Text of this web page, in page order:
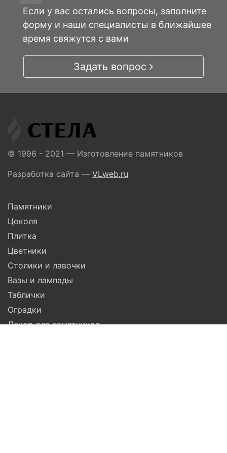
Если у вас остались вопросы, заполните
форму и наши специалисты в ближайшее
время свяжутся с вами
Задать вопрос
© 1996 - 2021 — Изготовление памятников
Разработка сайта — VLweb.ru
Памятники
Цоколя
Плитка
Цветники
Столики и лавочки
Вазы и лампады
Таблички
Оградки
Декор для памятников